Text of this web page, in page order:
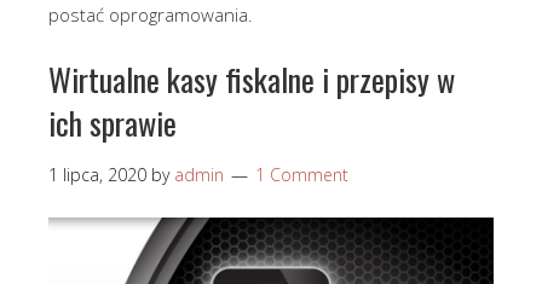
postać oprogramowania.
Wirtualne kasy fiskalne i przepisy w
ich sprawie
1 lipca, 2020 by admin 1 Comment